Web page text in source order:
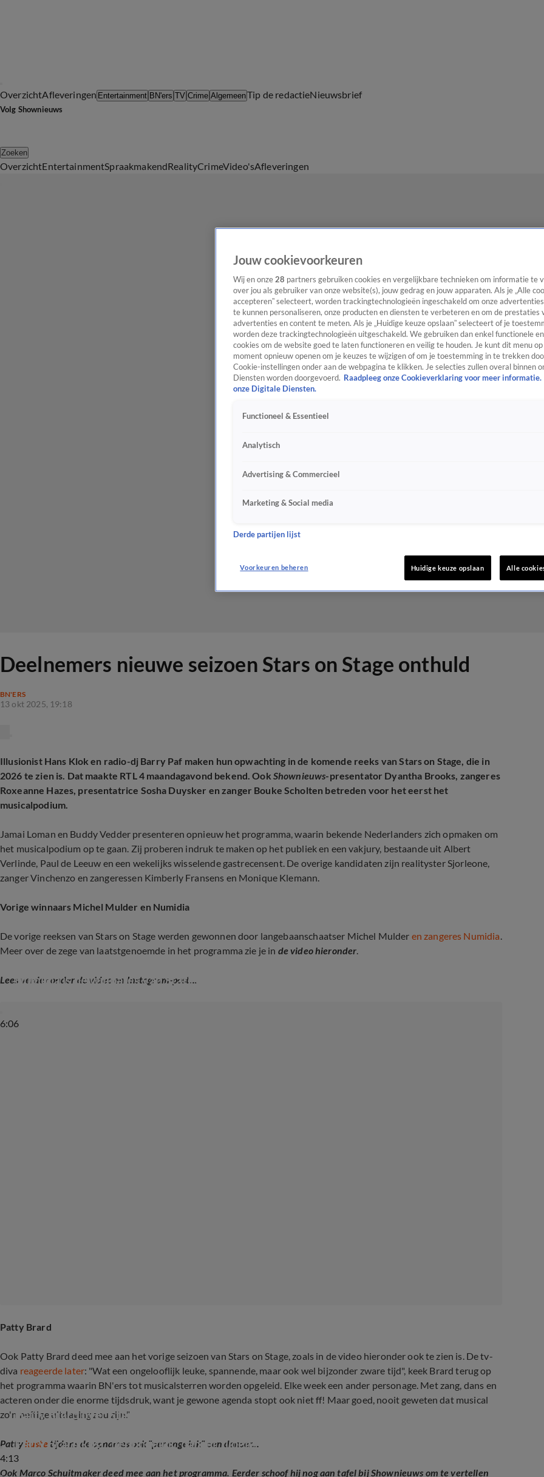
OverzichtAfleveringen Entertainment BN'ers TV Crime AlgemeenTip de redactieNieuwsbrief
Volg Shownieuws
Zoeken
OverzichtEntertainmentSpraakmakendRealityCrimeVideo'sAfleveringen
Deelnemers nieuwe seizoen Stars on Stage onthuld
BN'ERS
13 okt 2025, 19:18
Illusionist Hans Klok en radio-dj Barry Paf maken hun opwachting in de komende reeks van Stars on Stage, die in
2026 te zien is. Dat maakte RTL 4 maandagavond bekend. Ook Shownieuws-presentator Dyantha Brooks, zangeres
Roxeanne Hazes, presentatrice Sosha Duysker en zanger Bouke Scholten betreden voor het eerst het
musicalpodium.
Jamai Loman en Buddy Vedder presenteren opnieuw het programma, waarin bekende Nederlanders zich opmaken om
het musicalpodium op te gaan. Zij proberen indruk te maken op het publiek en een vakjury, bestaande uit Albert
Verlinde, Paul de Leeuw en een wekelijks wisselende gastrecensent. De overige kandidaten zijn realityster Sjorleone,
zanger Vinchenzo en zangeressen Kimberly Fransens en Monique Klemann.
Vorige winnaars Michel Mulder en Numidia
De vorige reeksen van Stars on Stage werden gewonnen door langebaanschaatser Michel Mulder en zangeres Numidia.
Meer over de zege van laatstgenoemde in het programma zie je in de video hieronder.
Lees verder onder de video en Instagram-post...
6:06
Numidia is de winnares van Stars on Stage
Patty Brard
Ook Patty Brard deed mee aan het vorige seizoen van Stars on Stage, zoals in de video hieronder ook te zien is. De tv-
diva reageerde later: "Wat een ongelooflijk leuke, spannende, maar ook wel bijzonder zware tijd", keek Brard terug op
het programma waarin BN'ers tot musicalsterren worden opgeleid. Elke week een ander personage. Met zang, dans en
acteren onder die enorme tijdsdruk, want je gewone agenda stopt ook niet ff! Maar goed, nooit geweten dat musical
zo'n heftige uitdaging zou zijn."
4:13
Patty Brard over Stars on Stage
Pattykuste tijdens de opnames ook "per ongeluk" een danser...
Patty Brard kust 'per ongeluk' danser tijdens Stars on Stage
Ook Marco Schuitmaker deed mee aan het programma. Eerder schoof hij nog aan tafel bij Shownieuws om te vertellen
Jouw cookievoorkeuren
Wij en onze 28 partners gebruiken cookies en vergelijkbare technieken om informatie te
over jou als gebruiker van onze website(s), jouw gedrag en jouw apparaten. Als je „Alle
accepteren” selecteert, worden trackingtechnologieën ingeschakeld om onze
te kunnen personaliseren, onze producten en diensten te verbeteren en om de prestaties
advertenties en content te meten. Als je „Huidige keuze opslaan” selecteert of je
worden deze trackingtechnologieën uitgeschakeld. We gebruiken dan enkel functionele
cookies om de website goed te laten functioneren en veilig te houden. Je kunt dit menu
moment opnieuw openen om je keuzes te wijzigen of om je toestemming in te trekken
Cookie-instellingen onder aan de webpagina te klikken. Je selecties zullen overal binnen
Diensten worden doorgevoerd. Raadpleeg onze Cookieverklaring voor meer informatie.
onze Digitale Diensten.
Functioneel & Essentieel
Analytisch
Advertising & Commercieel
Marketing & Social media
Derde partijen lijst
Voorkeuren beheren Huidige keuze opslaan Alle